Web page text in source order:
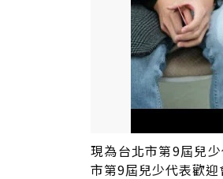
現為台北市第9屆兒
市第9屆兒少代表歡